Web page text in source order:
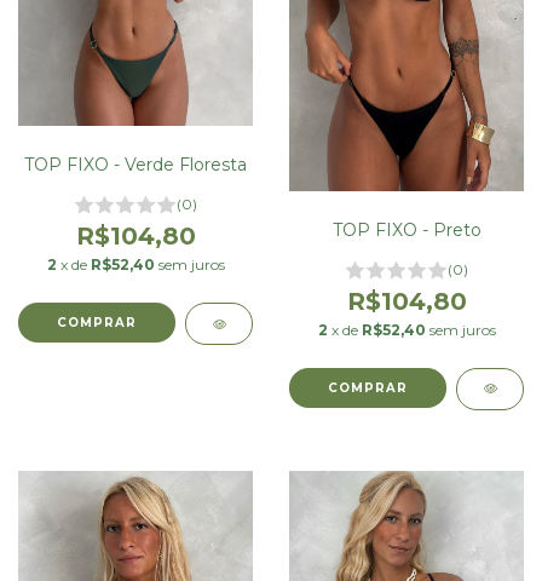
TOP FIXO - Verde Floresta
(0)
R$104,80
2 x de R$52,40 sem juros
COMPRAR
TOP FIXO - Preto
(0)
R$104,80
2 x de R$52,40 sem juros
COMPRAR